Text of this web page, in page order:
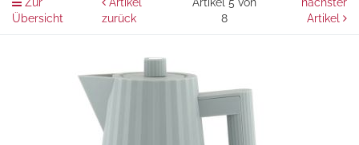
Übersicht
zurück
8
Artikel